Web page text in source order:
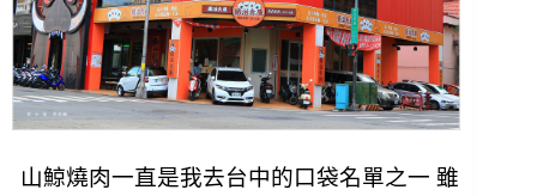
山鯨燒肉一直是我去台中的口袋名單之一 雖